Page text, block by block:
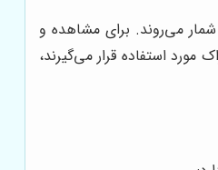
شمار می‌روند. برای مشاهده و
استفاده قرار می‌گیرند،